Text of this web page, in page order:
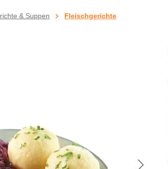
& Suppen Fleischgerichte